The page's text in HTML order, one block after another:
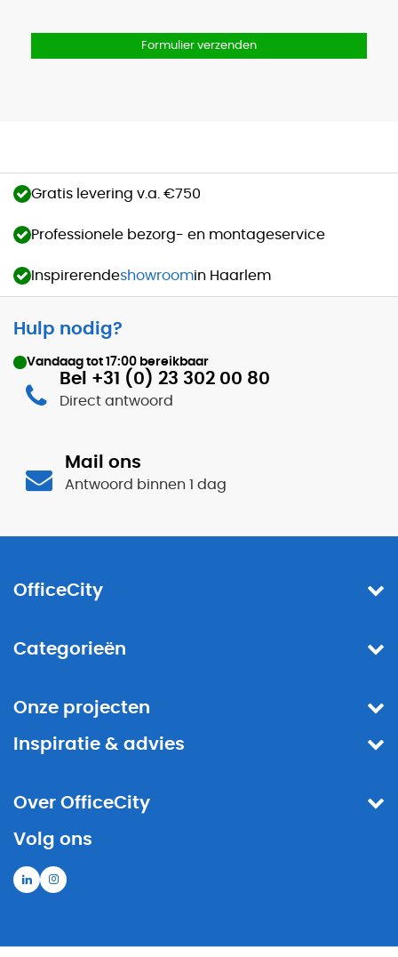
Formulier verzenden
Gratis levering v.a. €750
Professionele bezorg- en montageservice
Inspirerendeshowroomin Haarlem
Hulp nodig?
Vandaag tot 17:00 bereikbaar
Bel +31 (0) 23 302 00 80
Direct antwoord
Mail ons
Antwoord binnen 1 dag
OfficeCity
Categorieën
Onze projecten
Inspiratie & advies
Over OfficeCity
Volg ons